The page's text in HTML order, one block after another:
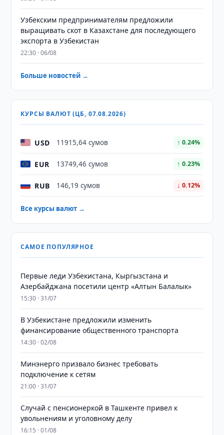
Узбекским предпринимателям предложили
выращивать скот в Казахстане для последующего
экспорта в Узбекистан
22:30 · 06/08
Больше новостей →
КУРСЫ ВАЛЮТ (ЦБ, 07.08.2026)
USD 11915,64 сумов ↑ 0.24%
EUR 13749,46 сумов ↑ 0.23%
RUB 146,19 сумов ↓ 0.12%
Все курсы валют →
САМОЕ ПОПУЛЯРНОЕ
Первые леди Узбекистана, Кыргызстана и
Азербайджана посетили центр «Алтын Балалык»
15:30 · 31/07
В Узбекистане предложили изменить
финансирование общественного транспорта
14:30 · 02/08
Минэнерго призвало бизнес требовать
подключение к сетям
21:00 · 31/07
Случай с пенсионеркой в Ташкенте привел к
увольнениям и уголовному делу
16:15 · 01/08